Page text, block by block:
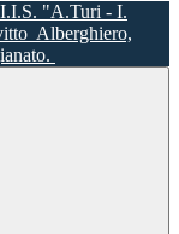
I.I.S. "A.Turi - I.
Alberghiero,